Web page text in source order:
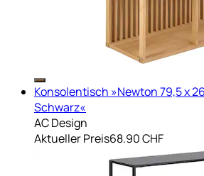
Konsolentisch »Newton 79,5 x
Schwarz«
AC Design
Aktueller Preis68.90 CHF